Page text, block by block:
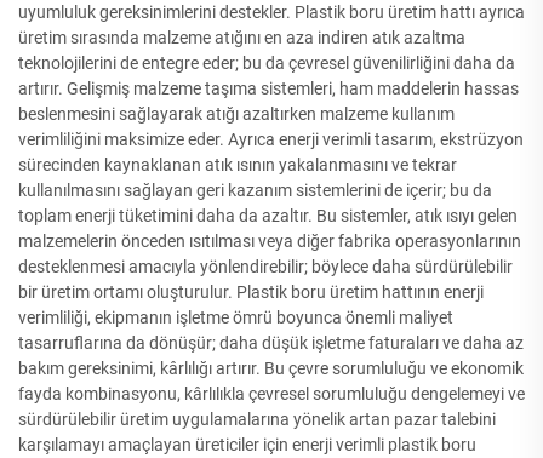
uyumluluk gereksinimlerini destekler. Plastik boru üretim hattı ayrıca
üretim sırasında malzeme atığını en aza indiren atık azaltma
teknolojilerini de entegre eder; bu da çevresel güvenilirliğini daha da
artırır. Gelişmiş malzeme taşıma sistemleri, ham maddelerin hassas
beslenmesini sağlayarak atığı azaltırken malzeme kullanım
verimliliğini maksimize eder. Ayrıca enerji verimli tasarım, ekstrüzyon
sürecinden kaynaklanan atık ısının yakalanmasını ve tekrar
kullanılmasını sağlayan geri kazanım sistemlerini de içerir; bu da
toplam enerji tüketimini daha da azaltır. Bu sistemler, atık ısıyı gelen
malzemelerin önceden ısıtılması veya diğer fabrika operasyonlarının
desteklenmesi amacıyla yönlendirebilir; böylece daha sürdürülebilir
bir üretim ortamı oluşturulur. Plastik boru üretim hattının enerji
verimliliği, ekipmanın işletme ömrü boyunca önemli maliyet
tasarruflarına da dönüşür; daha düşük işletme faturaları ve daha az
bakım gereksinimi, kârlılığı artırır. Bu çevre sorumluluğu ve ekonomik
fayda kombinasyonu, kârlılıkla çevresel sorumluluğu dengelemeyi ve
sürdürülebilir üretim uygulamalarına yönelik artan pazar talebini
karşılamayı amaçlayan üreticiler için enerji verimli plastik boru